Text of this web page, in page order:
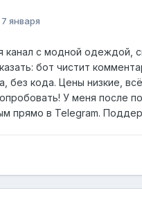
7 января
канал с модной одеждой,
бот чистит
без кода. Цены низкие,
У меня после
прямо в Telegram.